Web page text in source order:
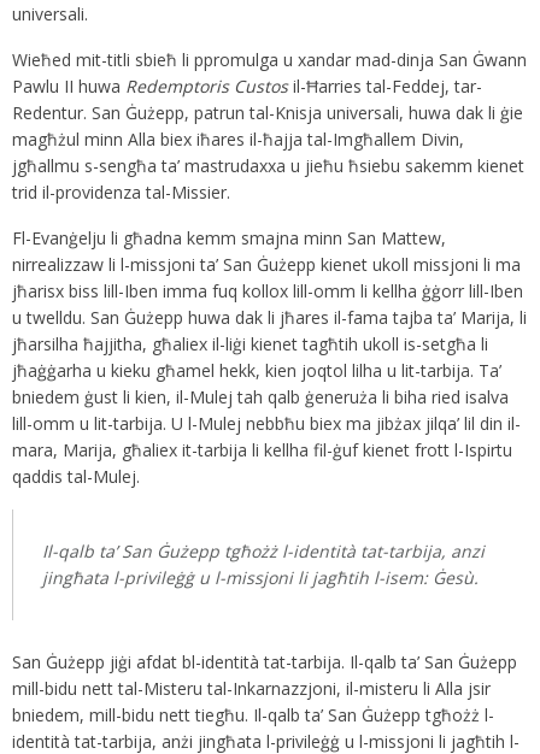
universali.
Wieħed mit-titli sbieħ li ppromulga u xandar mad-dinja San Ġwann
Pawlu II huwa Redemptoris Custosil-Ħarries tal-Feddej, tar-
Redentur. San Ġużepp, patrun tal-Knisja universali, huwa dak li ġie
magħżul minn Alla biex iħares il-ħajja tal-Imgħallem Divin,
jgħallmu s-sengħa ta’ mastrudaxxa u jieħu ħsiebu sakemm kienet
trid il-providenza tal-Missier.
Fl-Evanġelju li għadna kemm smajna minn San Mattew,
nirrealizzaw li l-missjoni ta’ San Ġużepp kienet ukoll missjoni li ma
jħarisx biss lill-Iben imma fuq kollox lill-omm li kellha ġġorr lill-Iben
u twelldu. San Ġużepp huwa dak li jħares il-fama tajba ta’ Marija, li
jħarsilha ħajjitha, għaliex il-liġi kienet tagħtih ukoll is-setgħa li
jħaġġarha u kieku għamel hekk, kien joqtol lilha u lit-tarbija. Ta’
bniedem ġust li kien, il-Mulej tah qalb ġeneruża li biha ried isalva
lill-omm u lit-tarbija. U l-Mulej nebbħu biex ma jibżax jilqa’ lil din il-
mara, Marija, għaliex it-tarbija li kellha fil-ġuf kienet frott l-Ispirtu
qaddis tal-Mulej.
Il-qalb ta’ San Ġużepp tgħożż l-identità tat-tarbija, anzi
jingħata l-privileġġ u l-missjoni li jagħtih l-isem: Ġesù.
San Ġużepp jiġi afdat bl-identità tat-tarbija. Il-qalb ta’ San Ġużepp
mill-bidu nett tal-Misteru tal-Inkarnazzjoni, il-misteru li Alla jsir
bniedem, mill-bidu nett tiegħu. Il-qalb ta’ San Ġużepp tgħożż l-
identità tat-tarbija, anżi jingħata l-privileġġ u l-missjoni li jagħtih l-